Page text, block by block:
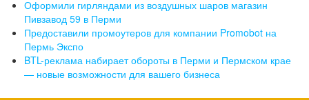
Оформили гирляндами из воздушных шаров магазин
Пивзавод 59 в Перми
Предоставили промоутеров для компании Promobot на
Пермь Экспо
BTL-реклама набирает обороты в Перми и Пермском крае
— новые возможности для вашего бизнеса